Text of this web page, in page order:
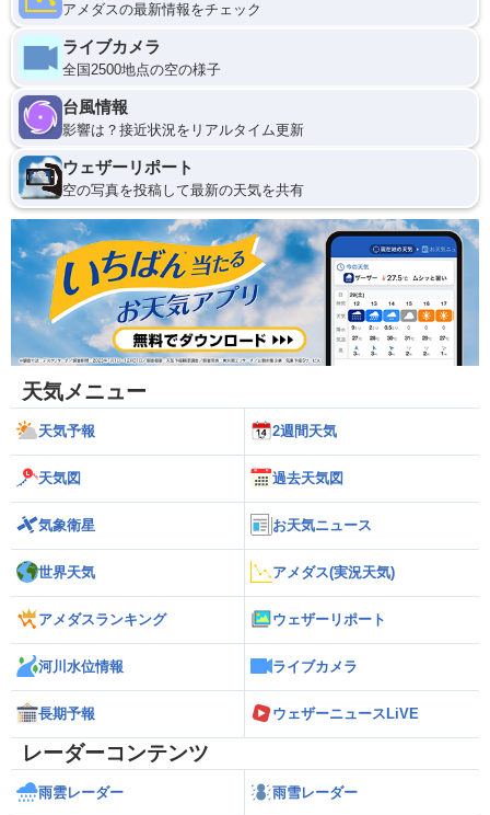
アメダスの最新情報をチェック
ライブカメラ
全国2500地点の空の様子
台風情報
影響は？接近状況をリアルタイム更新
ウェザーリポート
空の写真を投稿して最新の天気を共有
天気メニュー
天気予報 2週間天気
天気図 過去天気図
気象衛星 お天気ニュース
世界天気 アメダス(実況天気)
アメダスランキング ウェザーリポート
河川水位情報 ライブカメラ
長期予報 ウェザーニュースLiVE
レーダーコンテンツ
雨雲レーダー 雨雪レーダー